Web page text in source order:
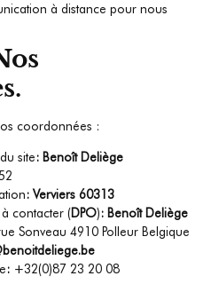
à distance pour nous
coordonnées :
site: Benoît Deliège
: Verviers 60313
contacter (DPO): Benoît Deliège
Sonveau 4910 Polleur Belgique
: +32(0)87 23 20 08